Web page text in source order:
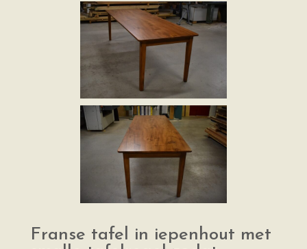
Franse tafel in iepenhout met